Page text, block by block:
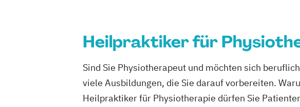
Heilpraktiker für
Sind Sie Physiotherapeut und möchten sich
viele Ausbildungen, die Sie darauf vorbereiten.
Heilpraktiker für Physiotherapie dürfen Sie